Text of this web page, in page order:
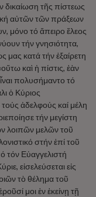
δικαίωση τῆς πίστεως
αὐτῶν τῶν πράξεων
μόνο τό ἄπειρο ἔλεος
τήν γνησιότητα,
μας κατά τήν ἐξαίρετη
καὶ ἡ πίστις, ἐὰν
πολυσήμαντο τό
ὁ Κύριος
τούς ἀδελφούς καί μέλη
τήν μεγίστη
λοιπῶν μελῶν τοῦ
στήν ἐπί τοῦ
τόν Εὐαγγελιστή
εἰσελεύσεται εἰς
τὸ θέλημα τοῦ
μοι ἐν ἐκείνῃ τῇ